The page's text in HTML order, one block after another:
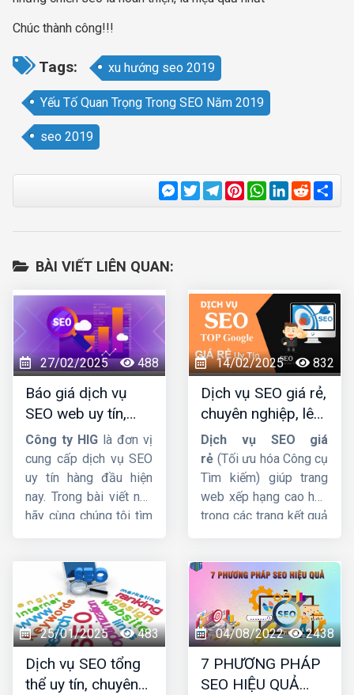
Chúc thành công!!!
Tags: xu hướng seo 2019
Yếu Tố Quan Trọng Trong SEO Năm 2019
seo 2019
Messenger
TwitterTelegram
Pinterest
WhatsApp
LinkedIn
Reddit
BÀI VIẾT LIÊN QUAN:
27/02/2025 488
Báo giá dịch vụ
SEO web uy tín,
chuyên nghiệp,
hiệu quả lâu dài
Công ty HIG là đơn vị
cung cấp dịch vụ SEO
uy tín hàng đầu hiện
nay. Trong bài viết này
hãy cùng chúng tôi tìm
nhật mới nhất.
14/02/2025 832
Dịch vụ SEO giá rẻ,
chuyên nghiệp, lên
TOP Google bền
vững
Dịch vụ SEO giá
rẻ (Tối ưu hóa Công cụ
Tìm kiếm) giúp trang
web xếp hạng cao hơn
trong các trang kết quả
lượng truy cập hơn đến
trang web. Trong bài
viết này, cùngHIGtìm
hiểu chi tiết về dịch vụ
này nhá !
25/01/2025 483
Dịch vụ SEO tổng
thể uy tín, chuyên
04/08/2022 2438
7 PHƯƠNG PHÁP
SEO HIỆU QUẢ